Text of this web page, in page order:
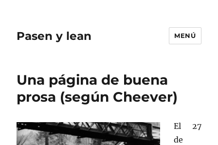
Pasen y lean MENÚ
Una página de buena
prosa (según Cheever)
El 27
de